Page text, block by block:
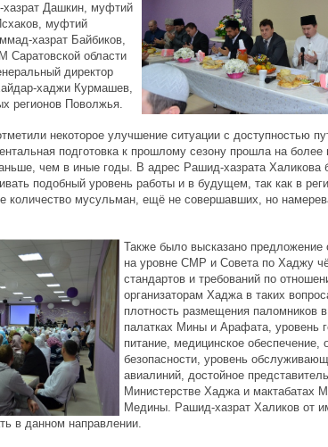
хазрат Дашкин, муфтий
муфтий
хазрат Байбиков,
Саратовской области
директор
хаджи Курмашев,
регионов Поволжья.
некоторое улучшение ситуации с доступностью
подготовка к прошлому сезону прошла на более
чем в иные годы. В адрес Рашид-хазрата Халикова
подобный уровень работы и в будущем, так как в
количество мусульман, ещё не совершавших, но
Также было высказано предложение
на уровне СМР и Совета по Хаджу
стандартов и требований по
организаторам Хаджа в таких
плотность размещения паломников в
палатках Мины и Арафата, уровень
питание, медицинское обеспечение,
безопасности, уровень
авиалиний, достойное
Министерстве Хаджа и мактабатах
Медины. Рашид-хазрат Халиков от
в данном направлении.